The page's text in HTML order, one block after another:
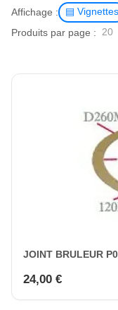
Affichage : ▤ Vignettes
Produits par page : 20
JOINT BRULEUR
24,00 €